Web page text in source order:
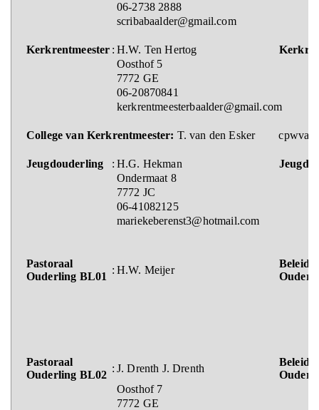
06-2738 2888
scribabaalder@gmail.com
Kerkrentmeester : H.W. Ten Hertog
Oosthof 5
7772 GE
06-20870841
kerkrentmeesterbaalder@gmail.com
College van Kerkrentmeester: T. van den Esker
Jeugdouderling : H.G. Hekman
Ondermaat 8
7772 JC
06-41082125
mariekeberenst3@hotmail.com
Pastoraal
Ouderling BL01
: H.W. Meijer
Beleids
Pastoraal
Ouderling BL02
: J. Drenth J. Drenth
Beleids
Oosthof 7
7772 GE